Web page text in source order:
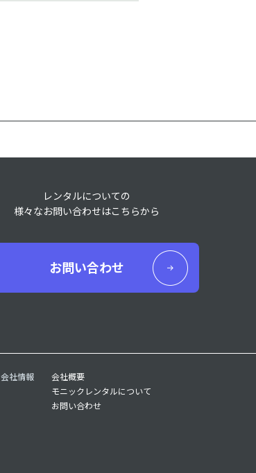
レンタルについての
様々なお問い合わせはこちらから
お問い合わせ
会社情報
会社概要
モニックレンタルについて
お問い合わせ